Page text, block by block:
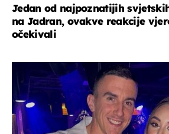
Jedan od najpoznatijih
na Jadran, ovakve reakcije
očekivali